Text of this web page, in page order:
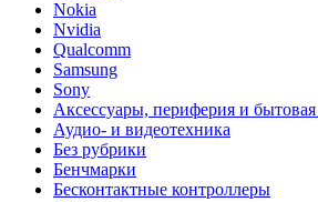
Nokia
Nvidia
Qualcomm
Samsung
Sony
Аксессуары, периферия и бытовая
Аудио- и видеотехника
Без рубрики
Бенчмарки
Бесконтактные контроллеры